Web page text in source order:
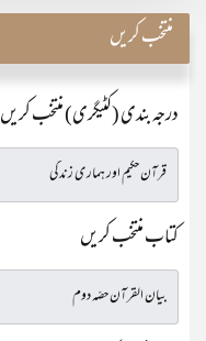
منتخب کریں
درجہ بندی (کٹیگری) منتخب کریں
کتاب منتخب کریں